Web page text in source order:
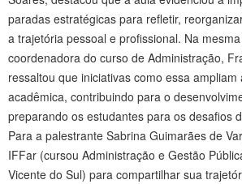
paradas estratégicas para refletir,
a trajetória pessoal e profissional. Na
coordenadora do curso de Administração,
ressaltou que iniciativas como essa ampliam
acadêmica, contribuindo para o
preparando os estudantes para os desafios
Para a palestrante Sabrina Guimarães de
IFFar (cursou Administração e Gestão
Vicente do Sul) para compartilhar sua